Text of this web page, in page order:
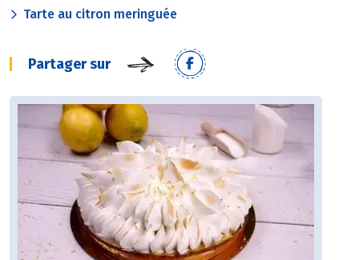
Tarte au citron meringuée
Partager sur